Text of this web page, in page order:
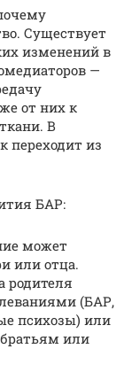
Существует
изменений в
—
от них к
В
переходит из
БАР:
может
или отца.
родителя
(БАР,
психозы) или
или